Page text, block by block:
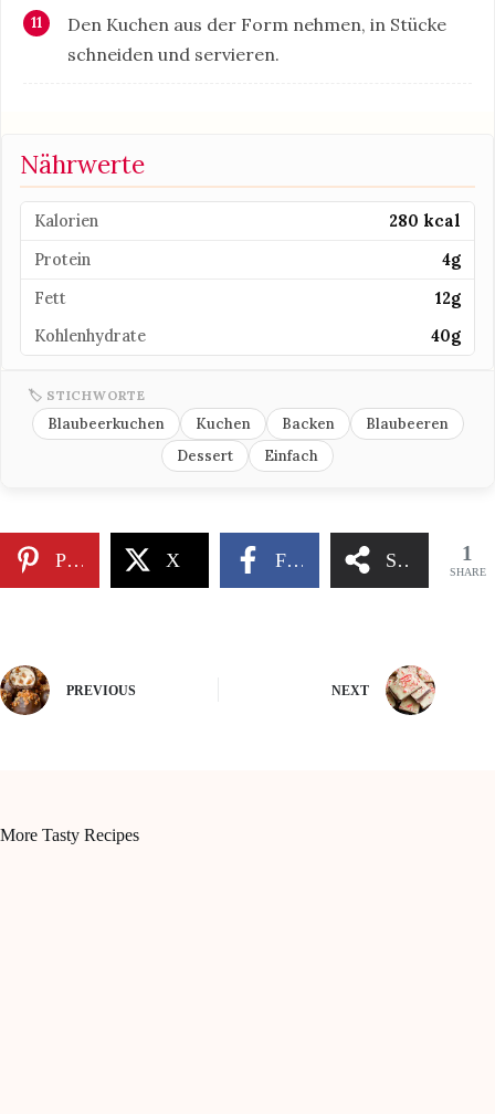
Den Kuchen aus der Form nehmen, in Stücke
schneiden und servieren.
Nährwerte
Kalorien
280 kcal
Protein
4g
Fett
12g
Kohlenhydrate
40g
🏷 STICHWORTE
Blaubeerkuchen Kuchen Backen
Blaubeeren
Dessert
Einfach
Pinterest X Facebook Share 1
SHARE
PREVIOUS NEXT
More Tasty Recipes